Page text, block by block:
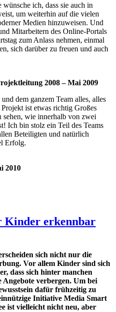
ich, dass sie auch in
um weiterhin auf die vielen
Medien hinzuweisen. Und
Mitarbeitern des Online-Portals
zum Anlass nehmen, einmal
sich darüber zu freuen und auch
2008 – Mai 2009
dem ganzem Team alles, alles
ist etwas richtig Großes
sehen, wie innerhalb von zwei
Ich bin stolz ein Teil des Teams
Beteiligten und natürlich
Erfolg.
2010
Kinder erkennbar
sich nicht nur die
Vor allem Kinder sind sich
dass sich hinter manchen
verbergen. Um bei
dafür frühzeitig zu
Initiative Media Smart
ist vielleicht nicht neu, aber